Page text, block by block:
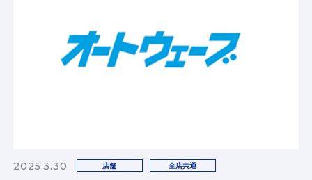
2025.3.30 店舗 全店共通